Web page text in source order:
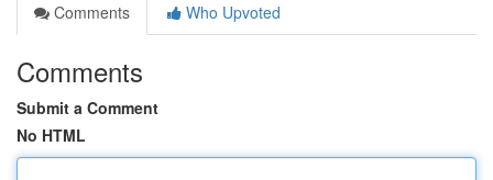
Comments
Who Upvoted
Comments
Submit a Comment
No HTML